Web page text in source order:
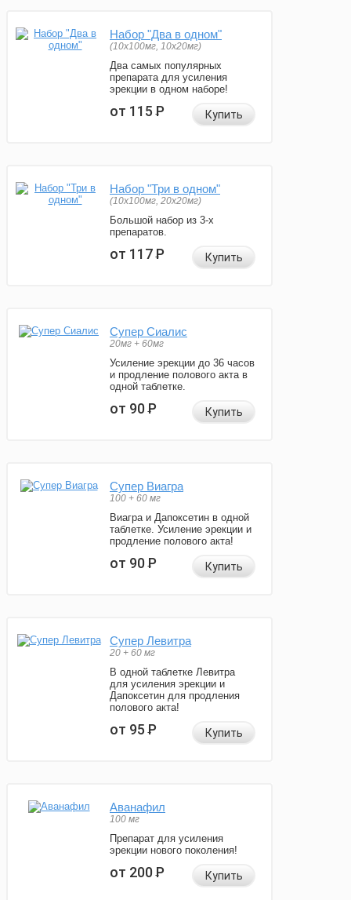
Набор "Два в одном"
(10x100мг, 10x20мг)
Два самых популярных
препарата для усиления
эрекции в одном наборе!
от 115Р Купить
Набор "Три в одном"
(10x100мг, 20x20мг)
Большой набор из 3-х
препаратов.
от 117Р Купить
Супер Сиалис
20мг + 60мг
Усиление эрекции до 36 часов
и продление полового акта в
одной таблетке.
от 90Р Купить
Супер Виагра
100 + 60 мг
Виагра и Дапоксетин в одной
таблетке. Усиление эрекции и
продление полового акта!
от 90Р Купить
Супер Левитра
20 + 60 мг
В одной таблетке Левитра
для усиления эрекции и
Дапоксетин для продления
полового акта!
от 95Р Купить
Аванафил
100 мг
Препарат для усиления
эрекции нового поколения!
от 200Р Купить